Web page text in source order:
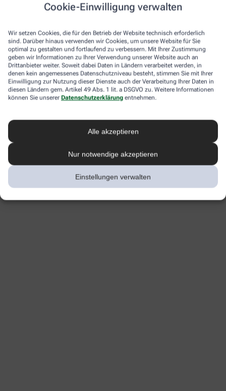
Cookie-Einwilligung verwalten
Wir setzen Cookies, die für den Betrieb der Website technisch erforderlich
sind. Darüber hinaus verwenden wir Cookies, um unsere Website für Sie
optimal zu gestalten und fortlaufend zu verbessern. Mit Ihrer Zustimmung
geben wir Informationen zu Ihrer Verwendung unserer Website auch an
Drittanbieter weiter. Soweit dabei Daten in Ländern verarbeitet werden, in
denen kein angemessenes Datenschutzniveau besteht, stimmen Sie mit Ihrer
Einwilligung zur Nutzung dieser Dienste auch der Verarbeitung Ihrer Daten in
diesen Ländern gem. Artikel 49 Abs. 1 lit. a DSGVO zu. Weitere Informationen
können Sie unserer Datenschutzerklärung entnehmen.
Alle akzeptieren
Nur notwendige akzeptieren
Einstellungen verwalten